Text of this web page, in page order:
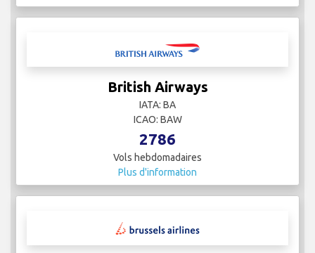
British Airways
IATA: BA
ICAO: BAW
2786
Vols hebdomadaires
Plus d'information